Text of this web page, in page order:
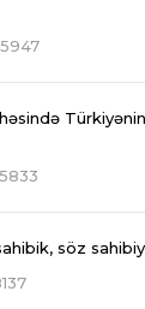
5947
5833
söz